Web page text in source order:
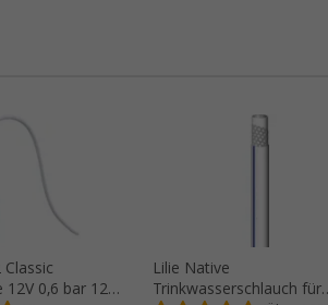
Classic
12V 0,6 bar 12
Lilie Native
Trinkwasserschlauch für